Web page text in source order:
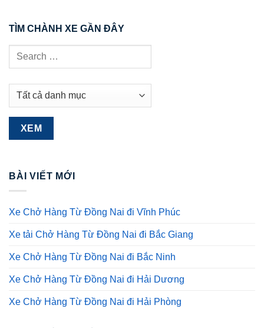
TÌM CHÀNH XE GẦN ĐÂY
BÀI VIẾT MỚI
Xe Chở Hàng Từ Đồng Nai đi Vĩnh Phúc
Xe tải Chở Hàng Từ Đồng Nai đi Bắc Giang
Xe Chở Hàng Từ Đồng Nai đi Bắc Ninh
Xe Chở Hàng Từ Đồng Nai đi Hải Dương
Xe Chở Hàng Từ Đồng Nai đi Hải Phòng